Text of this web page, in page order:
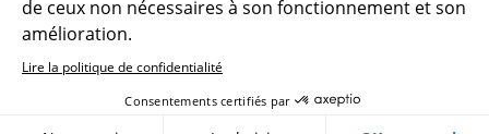
© 2026, CNRS
Créer un compte Se connecter
Gestion des cookies
de ceux non nécessaires à son fonctionnement et son
amélioration.
Lire la politique de confidentialité
Consentements certifiés par